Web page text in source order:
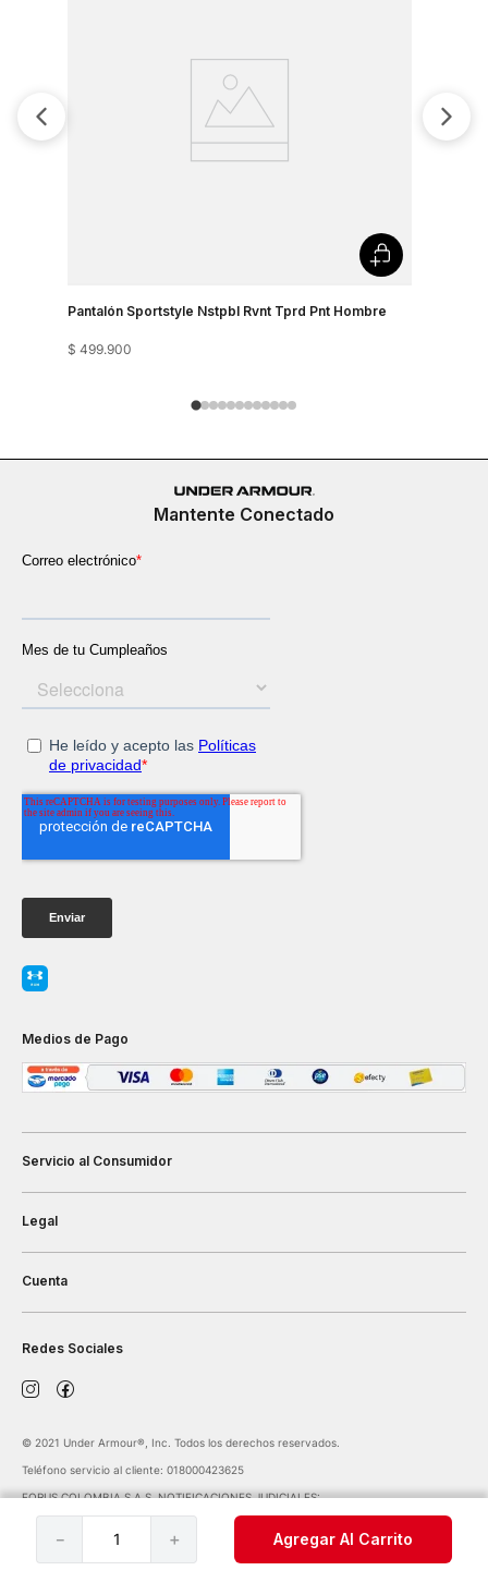
＋
－ Agregar Al Carrito
Pantalón Sportstyle Nstpbl Rvnt Tprd Pnt Hombre
$ 499.900
Mantente Conectado
Medios de Pago
Servicio al Consumidor
Legal
Cuenta
Redes Sociales
©️ 2021 Under Armour®️, Inc. Todos los derechos reservados.
Teléfono servicio al cliente: 018000423625
FORUS COLOMBIA S.A.S. NOTIFICACIONES JUDICIALES:
notificaciones@forus.com.co
| Av. Carrera 45 Nº 108-27 BOGOTÁ COLOMBIA